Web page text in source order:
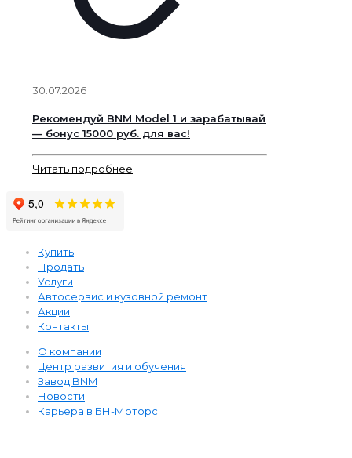
30.07.2026
Рекомендуй BNM Model 1 и зарабатывай
— бонус 15000 руб. для вас!
Читать подробнее
Купить
Продать
Услуги
Автосервис и кузовной ремонт
Акции
Контакты
О компании
Центр развития и обучения
Завод BNM
Новости
Карьера в БН-Моторс